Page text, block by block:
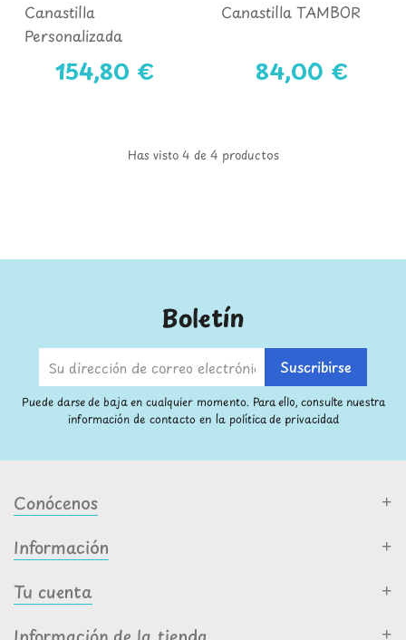
Canastilla
Personalizada
TAMBOR Mod. 1
154,80 €
Canastilla TAMBOR
84,00 €
Has visto 4 de 4 productos
Boletín
Puede darse de baja en cualquier momento. Para ello, consulte nuestra
información de contacto en la política de privacidad
Conócenos
Información
Tu cuenta